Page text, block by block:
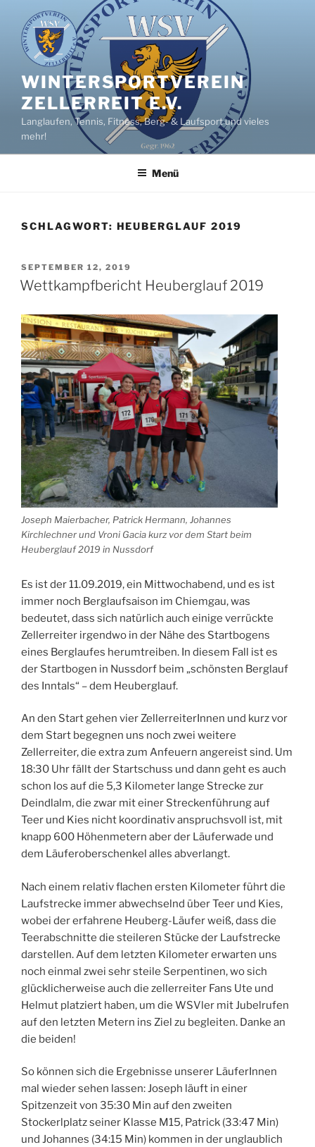
Inhalt
springen
WINTERSPORTVEREIN
ZELLERREIT E.V.
Langlaufen, Tennis, Fitness, Berg- & Laufsport und vieles
mehr!
Menü
SCHLAGWORT: HEUBERGLAUF 2019
VERÖFFENTLICHT
AM
SEPTEMBER 12, 2019
Wettkampfbericht Heuberglauf 2019
Joseph Maierbacher, Patrick Hermann, Johannes
Kirchlechner und Vroni Gacia kurz vor dem Start beim
Heuberglauf 2019 in Nussdorf
Es ist der 11.09.2019, ein Mittwochabend, und es ist
immer noch Berglaufsaison im Chiemgau, was
bedeutet, dass sich natürlich auch einige verrückte
Zellerreiter irgendwo in der Nähe des Startbogens
eines Berglaufes herumtreiben. In diesem Fall ist es
der Startbogen in Nussdorf beim „schönsten Berglauf
des Inntals“ – dem Heuberglauf.
An den Start gehen vier ZellerreiterInnen und kurz vor
dem Start begegnen uns noch zwei weitere
Zellerreiter, die extra zum Anfeuern angereist sind. Um
18:30 Uhr fällt der Startschuss und dann geht es auch
schon los auf die 5,3 Kilometer lange Strecke zur
Deindlalm, die zwar mit einer Streckenführung auf
Teer und Kies nicht koordinativ anspruchsvoll ist, mit
knapp 600 Höhenmetern aber der Läuferwade und
dem Läuferoberschenkel alles abverlangt.
Nach einem relativ flachen ersten Kilometer führt die
Laufstrecke immer abwechselnd über Teer und Kies,
wobei der erfahrene Heuberg-Läufer weiß, dass die
Teerabschnitte die steileren Stücke der Laufstrecke
darstellen. Auf dem letzten Kilometer erwarten uns
noch einmal zwei sehr steile Serpentinen, wo sich
glücklicherweise auch die zellerreiter Fans Ute und
Helmut platziert haben, um die WSVler mit Jubelrufen
auf den letzten Metern ins Ziel zu begleiten. Danke an
die beiden!
So können sich die Ergebnisse unserer LäuferInnen
mal wieder sehen lassen: Joseph läuft in einer
Spitzenzeit von 35:30 Min auf den zweiten
Stockerlplatz seiner Klasse M15, Patrick (33:47 Min)
und Johannes (34:15 Min) kommen in der unglaublich